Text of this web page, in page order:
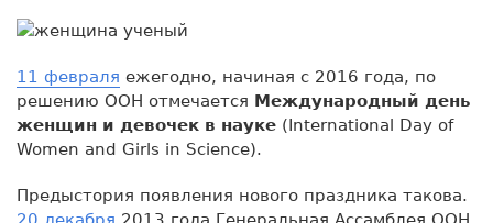
11 февраля ежегодно, начиная с 2016 года, по
решению ООН отмечается Международный день
женщин и девочек в науке (International Day of
Women and Girls in Science).
Предыстория появления нового праздника такова.